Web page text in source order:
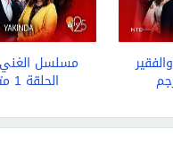
مسلسل الغني
الحلقة 1 مترجم